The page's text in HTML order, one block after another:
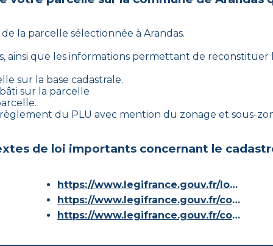
la parcelle sélectionnée à Arandas.
, ainsi que les informations permettant de reconstituer
sur la base cadastrale.
sur la parcelle
du PLU avec mention du zonage et sous-
de loi importants concernant le
https://www.legifrance.gouv.fr/loda/id/JORFTEXT000000686267/
https://www.legifrance.gouv.fr/codes/article_lc/LEGIARTI000036588629/
https://www.legifrance.gouv.fr/codes/id/LEGISCTA000006180153/